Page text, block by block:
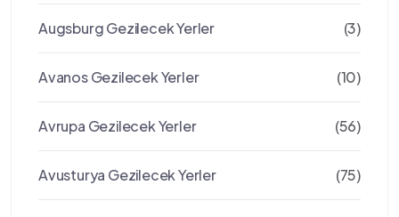
Augsburg Gezilecek Yerler (3)
Avanos Gezilecek Yerler (10)
Avrupa Gezilecek Yerler (56)
Avusturya Gezilecek Yerler (75)